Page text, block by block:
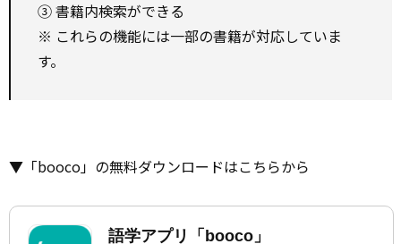
③ 書籍内検索ができる
※ これらの機能には一部の書籍が対応していま
す。
▼「booco」の無料ダウンロードはこちらから